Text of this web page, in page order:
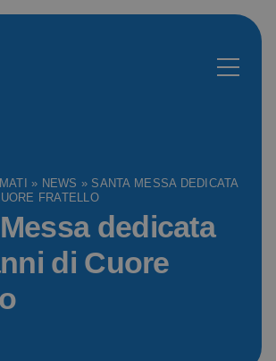
» NEWS » SANTA MESSA DEDICATA
FRATELLO
dedicata
di Cuore